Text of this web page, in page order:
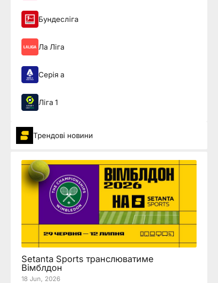
Бундесліга
Ла Ліга
Серія а
Ліга 1
Трендові новини
Setanta Sports транслюватиме
Вімблдон
18 Jun, 2026